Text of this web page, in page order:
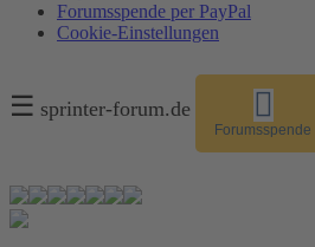
Forumsspende per PayPal
Cookie-Einstellungen
☰ sprinter-forum.de
Forumsspende